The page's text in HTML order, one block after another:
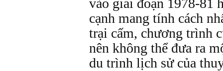
vào giai đoạn 1978-81
cạnh mang tính cách
trại cấm, chương trình
nên không thể đưa ra
du trình lịch sử của